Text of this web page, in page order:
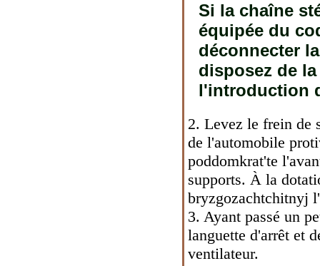
Si la chaîne
équipée du
déconnecter
disposez de
l'introduction
2. Levez le frein de
de l'automobile
poddomkrat'te
supports. À la
bryzgozachtchitnyj
3. Ayant passé un
languette d'arrêt et
ventilateur.